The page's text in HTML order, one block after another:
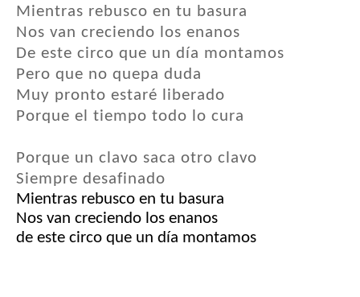
Mientras rebusco en tu basura
Nos van creciendo los enanos
De este circo que un día montamos
Pero que no quepa duda
Muy pronto estaré liberado
Porque el tiempo todo lo cura
Porque un clavo saca otro clavo
Siempre desafinado
Mientras rebusco en tu basura
Nos van creciendo los enanos
de este circo que un día montamos